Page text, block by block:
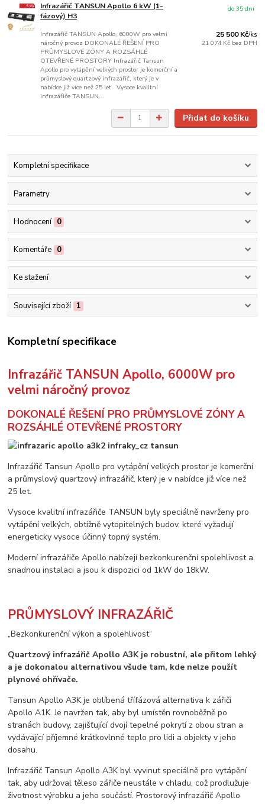
Infrazářič TANSUN Apollo 6 kW (1-
fázový) H3
Infrazářič TANSUN Apollo, 6000W pro velmi
náročný provoz DOKONALÉ ŘEŠENÍ PRO
PRŮMYSLOVÉ ZÓNY A ROZSÁHLÉ
OTEVŘENÉ PROSTORY Infrazářič Tansun
Apollo pro vytápění velkých prostor je komerční a
průmyslový quartzový infrazářič, který je v
nabídce již více než 25 let. Vysoce kvalitní
infrazářiče TANSUN...
25 500 Kč/ks
21 074 Kč bez DPH
do 35 dní
Přidat do košíku
Kompletní specifikace
Parametry
Hodnocení 0
Komentáře 0
Ke stažení
Související zboží 1
Kompletní specifikace
Infrazářič TANSUN Apollo, 6000W pro
velmi náročný provoz
DOKONALÉ ŘEŠENÍ PRO PRŮMYSLOVÉ ZÓNY A
ROZSÁHLÉ OTEVŘENÉ PROSTORY
Infrazářič Tansun Apollo pro vytápění velkých prostor je komerční
a průmyslový quartzový infrazářič, který je v nabídce již více než
25 let.
Vysoce kvalitní infrazářiče TANSUN byly speciálně navrženy pro
vytápění velkých, obtížně vytopitelných budov, které vyžadují
energeticky vysoce účinný topný systém.
Moderní infrazářiče Apollo nabízejí bezkonkurenční spolehlivost a
snadnou instalaci a jsou k dispozici od 1kW do 18kW.
PRŮMYSLOVÝ INFRAZÁŘIČ
„Bezkonkurenční výkon a spolehlivost“
Quartzový infrazářič Apollo A3K je robustní, ale přitom lehký
a je dokonalou alternativou všude tam, kde nelze použít
plynové ohřívače.
Tansun Apollo A3K je oblíbená třífázová alternativa k zářiči
Apollo A1K. Je navržen tak, aby byl umístěn rovnoběžně po
stranách budovy, zajišťující dvojí tepelné pokrytí z obou stran a
vydávající příjemné krátkovlnné teplo pro lidi a objekty v jeho
dosahu.
Infrazářič Tansun Apollo A3K byl vyvinut speciálně pro vytápění
tak, aby udržoval těleso zářiče neustále v chladu, což prodlužuje
životnost výrobku a jeho součástí. Prostorový infrazářič Apollo